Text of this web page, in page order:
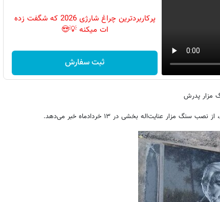
پرکاربردترین چراغ شارژی 2026 که شگفت زده
ات میکنه 💡😍
ثبت سفارش
مزار پدرش
عنایت‌اله بخشی در ۱۳ خردادماه خبر می‌دهد.